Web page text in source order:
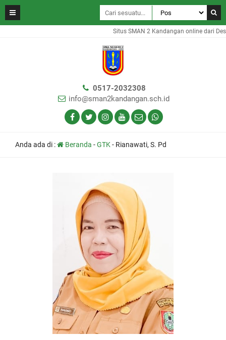
Situs SMAN 2 Kandangan online dari
0517-2032308
info@sman2kandangan.sch.id
Anda ada di : Beranda -GTK- Rianawati, S. Pd